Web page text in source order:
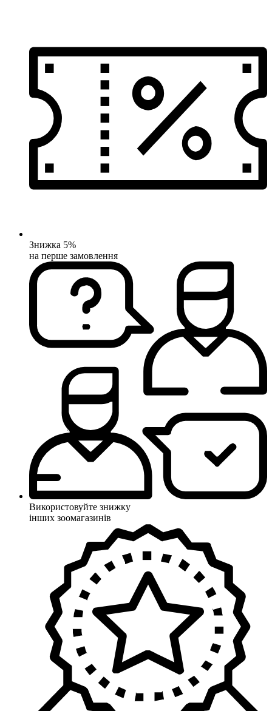
Знижка 5%
на перше замовлення
Використовуйте знижку
інших зоомагазинів